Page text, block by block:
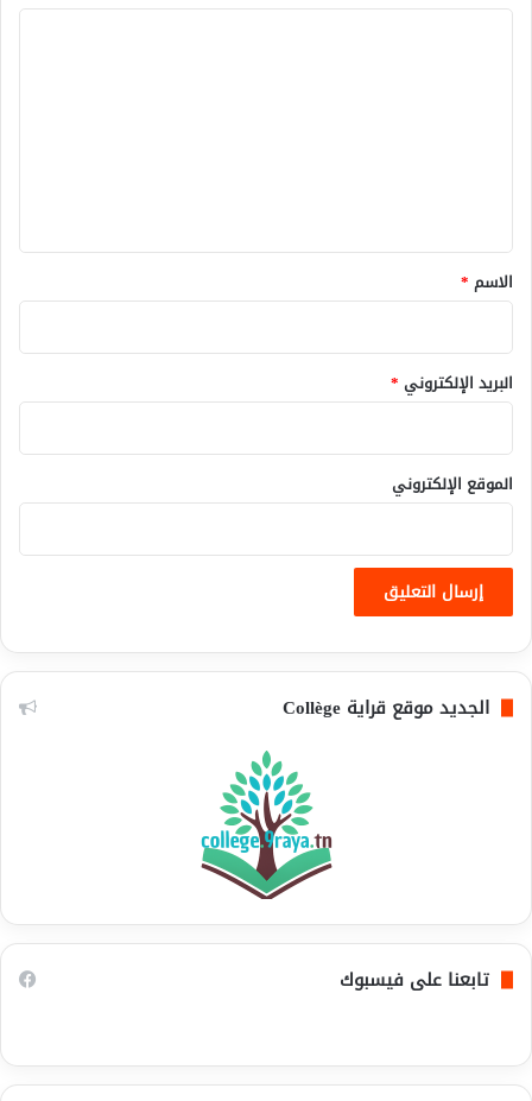
*
الاسم *
البريد الإلكتروني *
الموقع الإلكتروني
الجديد موقع قراية Collège
تابعنا على فيسبوك